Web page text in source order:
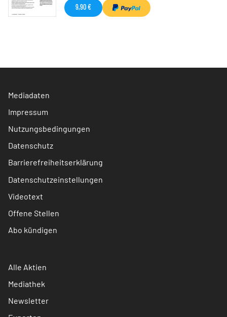
9,90 €
Mediadaten
Impressum
Nutzungsbedingungen
Datenschutz
Barrierefreiheitserklärung
Datenschutzeinstellungen
Videotext
Offene Stellen
Abo kündigen
Alle Aktien
Mediathek
Newsletter